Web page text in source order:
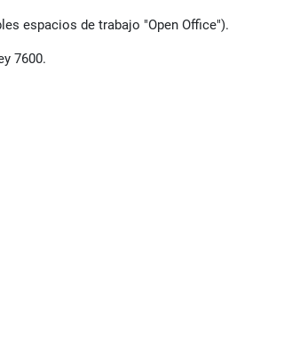
espacios de trabajo "Open Office").
7600.